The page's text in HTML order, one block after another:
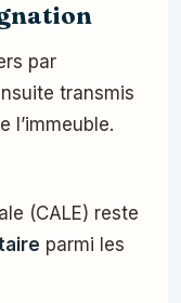
par
transmis
l’immeuble.
(CALE) reste
parmi les